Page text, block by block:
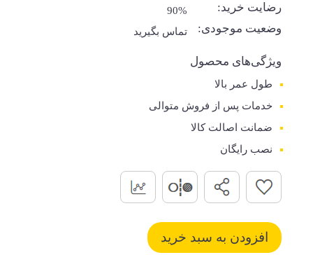
رضایت خرید: 90%
وضعیت موجودی: تماس بگیرید
ویژگی‌های محصول
طول عمر بالا
خدمات پس از فروش متوالی
ضمانت اصالت کالا
نصب رایگان